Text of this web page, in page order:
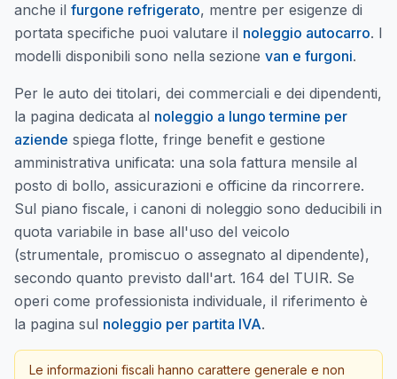
anche il furgone refrigerato, mentre per esigenze di
portata specifiche puoi valutare il noleggio autocarro. I
modelli disponibili sono nella sezione van e furgoni.
Per le auto dei titolari, dei commerciali e dei dipendenti,
la pagina dedicata al noleggio a lungo termine per
aziende spiega flotte, fringe benefit e gestione
amministrativa unificata: una sola fattura mensile al
posto di bollo, assicurazioni e officine da rincorrere.
Sul piano fiscale, i canoni di noleggio sono deducibili in
quota variabile in base all'uso del veicolo
(strumentale, promiscuo o assegnato al dipendente),
secondo quanto previsto dall'art. 164 del TUIR. Se
operi come professionista individuale, il riferimento è
la pagina sul noleggio per partita IVA.
Le informazioni fiscali hanno carattere generale e non